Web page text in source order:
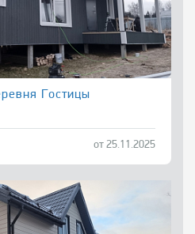
Гостицы
от 25.11.2025